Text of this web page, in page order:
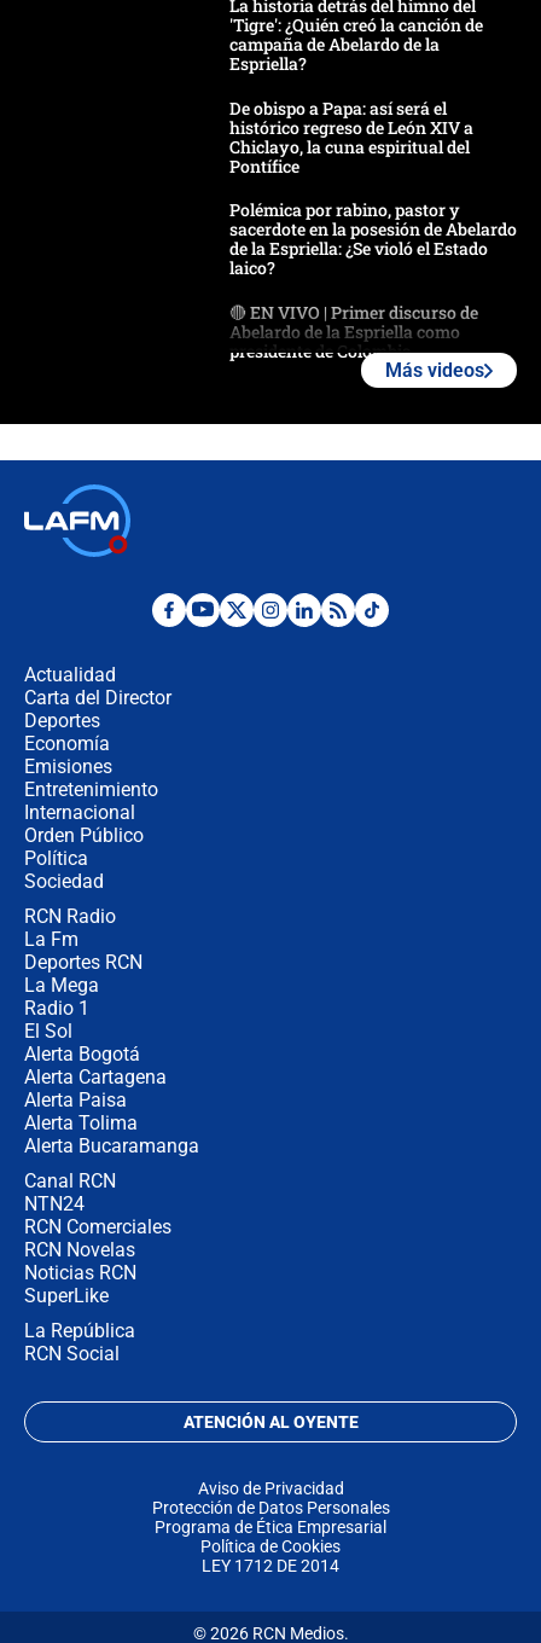
La historia detrás del himno del
'Tigre': ¿Quién creó la canción de
campaña de Abelardo de la
Espriella?
De obispo a Papa: así será el
histórico regreso de León XIV a
Chiclayo, la cuna espiritual del
Pontífice
Polémica por rabino, pastor y
sacerdote en la posesión de Abelardo
de la Espriella: ¿Se violó el Estado
laico?
🔴 EN VIVO | Primer discurso de
Abelardo de la Espriella como
presidente de Colombia
Desde dermatitis hasta infecciones:
Más videos
Actualidad
Carta del Director
Deportes
Economía
Emisiones
Entretenimiento
Internacional
Orden Público
Política
Sociedad
RCN Radio
La Fm
Deportes RCN
La Mega
Radio 1
El Sol
Alerta Bogotá
Alerta Cartagena
Alerta Paisa
Alerta Tolima
Alerta Bucaramanga
Canal RCN
NTN24
RCN Comerciales
RCN Novelas
Noticias RCN
SuperLike
La República
RCN Social
ATENCIÓN AL OYENTE
Aviso de Privacidad
Protección de Datos Personales
Programa de Ética Empresarial
Política de Cookies
LEY 1712 DE 2014
© 2026 RCN Medios.